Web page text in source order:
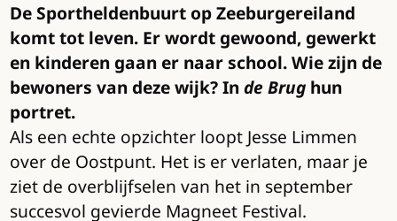
De Sportheldenbuurt op Zeeburgereiland
komt tot leven. Er wordt gewoond, gewerkt
en kinderen gaan er naar school. Wie zijn de
bewoners van deze wijk? Inde Brughun
portret.
Als een echte opzichter loopt Jesse Limmen
over de Oostpunt. Het is er verlaten, maar je
ziet de overblijfselen van het in september
succesvol gevierde Magneet Festival.